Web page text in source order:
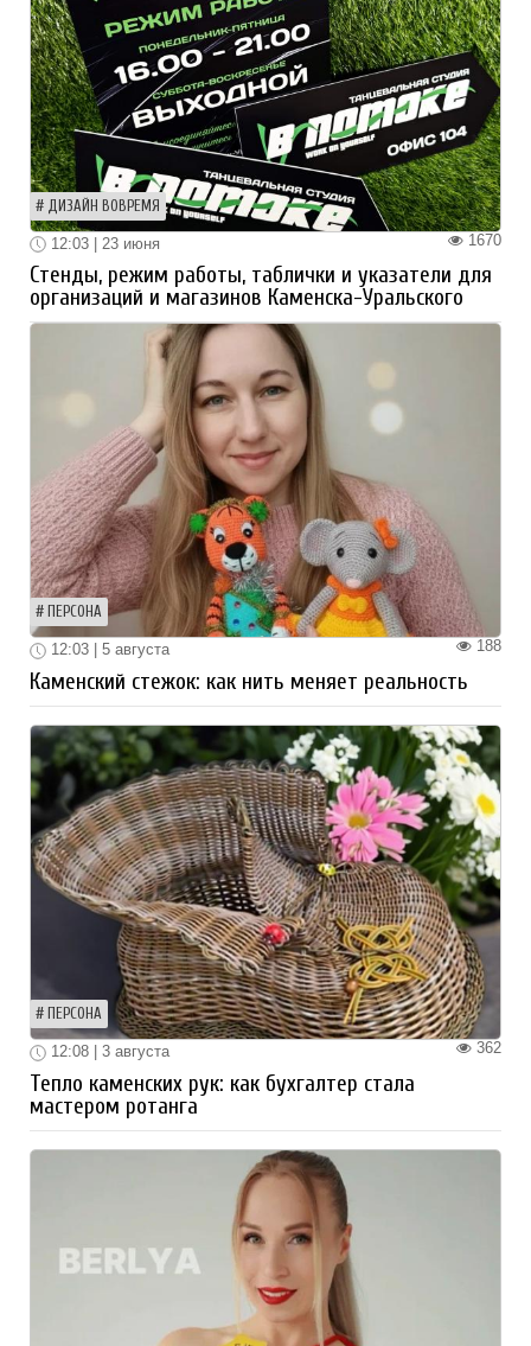
ДИЗАЙН ВОВРЕМЯ
1670
12:03 | 23 июня
Стенды, режим работы, таблички и указатели для
организаций и магазинов Каменска-Уральского
ПЕРСОНА
188
12:03 | 5 августа
Каменский стежок: как нить меняет реальность
ПЕРСОНА
362
12:08 | 3 августа
Тепло каменских рук: как бухгалтер стала
мастером ротанга